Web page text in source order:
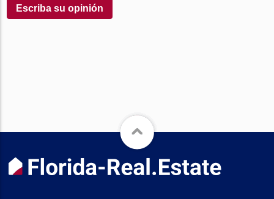
Escriba su opinión